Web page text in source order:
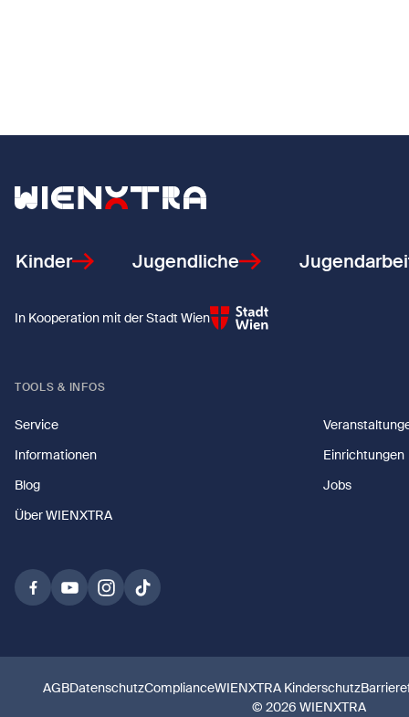
Zurück zur Startseite
Kinder Jugendliche
In Kooperation mit der Stadt Wien
TOOLS & INFOS
Service
Informationen
Einrichtungen
Blog
Jobs
Über WIENXTRA
© 2026 WIENXTRA
AGBDatenschutzComplianceWIENXTRA Kinderschutz